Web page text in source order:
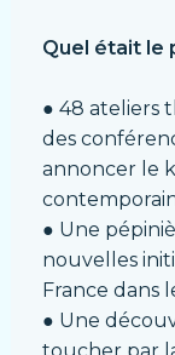
Quel était le
● 48 ateliers
des
annoncer le
● Une
nouvelles
France dans
● Une